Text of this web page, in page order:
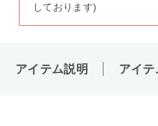
しております)
アイテム説明 アイテ